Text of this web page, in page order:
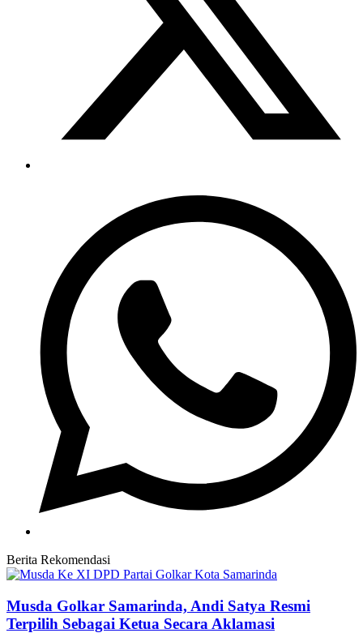
Berita Rekomendasi
Musda Golkar Samarinda, Andi Satya Resmi
Terpilih Sebagai Ketua Secara Aklamasi